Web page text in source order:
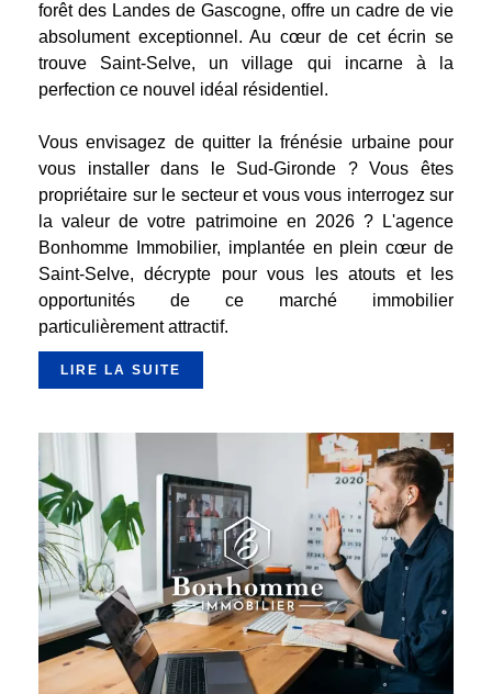
forêt des Landes de Gascogne, offre un cadre de vie
absolument exceptionnel. Au cœur de cet écrin se
trouve Saint-Selve, un village qui incarne à la
perfection ce nouvel idéal résidentiel.
Vous envisagez de quitter la frénésie urbaine pour
vous installer dans le Sud-Gironde ? Vous êtes
propriétaire sur le secteur et vous vous interrogez sur
la valeur de votre patrimoine en 2026 ? L'agence
Bonhomme Immobilier, implantée en plein cœur de
Saint-Selve, décrypte pour vous les atouts et les
opportunités de ce marché immobilier
particulièrement attractif.
LIRE LA SUITE